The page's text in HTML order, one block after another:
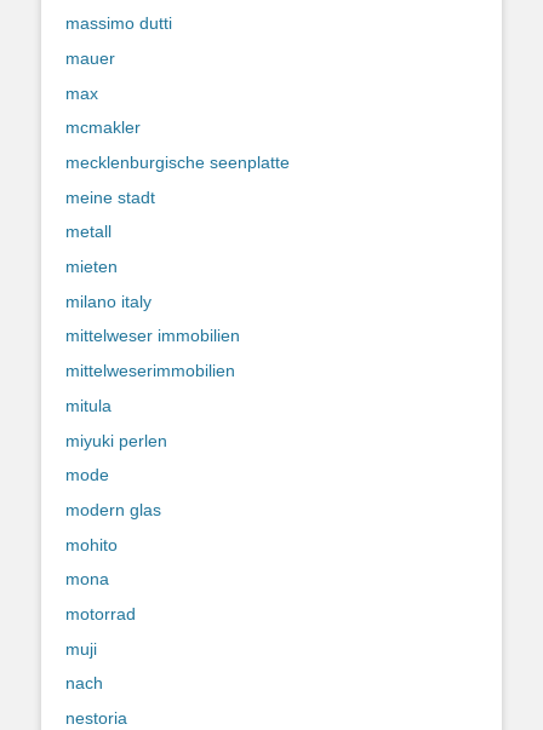
massimo dutti
mauer
max
mcmakler
mecklenburgische seenplatte
meine stadt
metall
mieten
milano italy
mittelweser immobilien
mittelweserimmobilien
mitula
miyuki perlen
mode
modern glas
mohito
mona
motorrad
muji
nach
nestoria